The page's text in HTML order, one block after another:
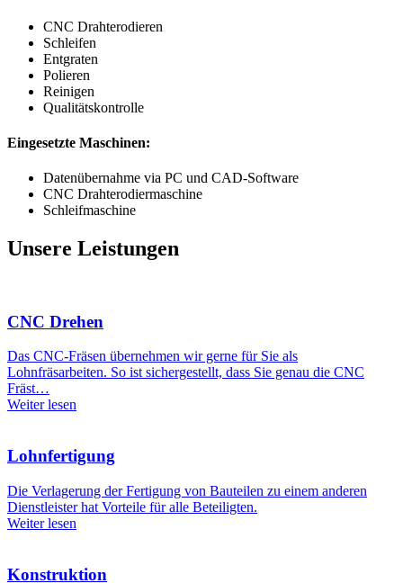
CNC Drahterodieren
Schleifen
Entgraten
Polieren
Reinigen
Qualitätskontrolle
Eingesetzte Maschinen:
Datenübernahme via PC und CAD-Software
CNC Drahterodiermaschine
Schleifmaschine
Unsere Leistungen
CNC Drehen
Das CNC-Fräsen übernehmen wir gerne für Sie als
Lohnfräsarbeiten. So ist sichergestellt, dass Sie genau die CNC
Fräst…
Weiter lesen
Lohnfertigung
Die Verlagerung der Fertigung von Bauteilen zu einem anderen
Dienstleister hat Vorteile für alle Beteiligten.
Weiter lesen
Konstruktion